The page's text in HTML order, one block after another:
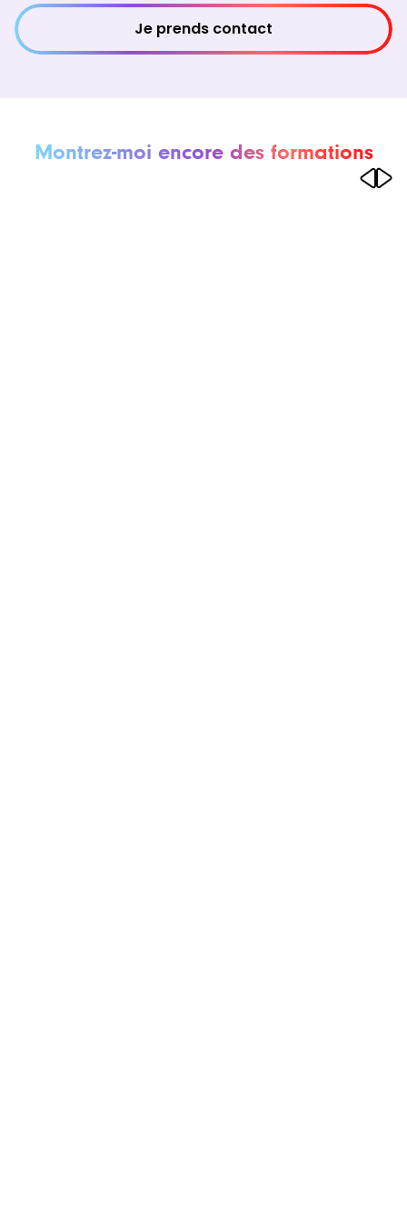
Je prends contact
Montrez-moi encore des formations